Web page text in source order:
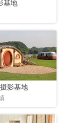
基地
影基地